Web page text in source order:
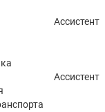
Ассистент
Ассистент